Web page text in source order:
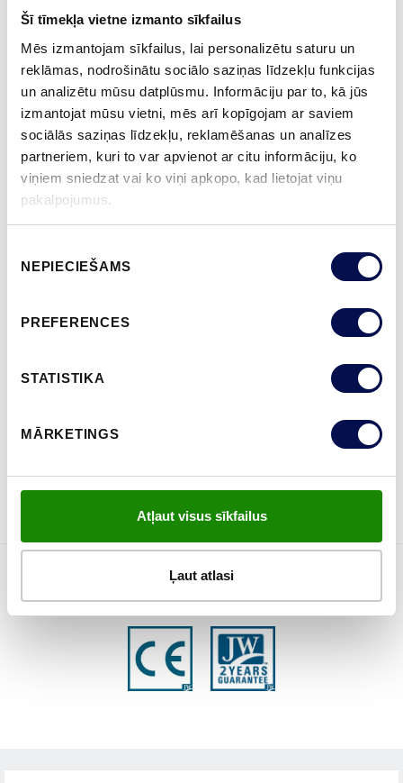
Šī tīmekļa vietne izmanto sīkfailus
Mēs izmantojam sīkfailus, lai personalizētu saturu un
reklāmas, nodrošinātu sociālo saziņas līdzekļu funkcijas
un analizētu mūsu datplūsmu. Informāciju par to, kā jūs
izmantojat mūsu vietni, mēs arī kopīgojam ar saviem
sociālās saziņas līdzekļu, reklamēšanas un analīzes
partneriem, kuri to var apvienot ar citu informāciju, ko
viņiem sniedzat vai ko viņi apkopo, kad lietojat viņu
pakalpojumus.
izvēle
NEPIECIEŠAMS
PREFERENCES
STATISTIKA
MĀRKETINGS
Atļaut visus sīkfailus
Ļaut atlasi
2 GADU PRODUKTA GARANTIJA
APDARE (11)
NCS S0502-YNCS S0500-NNCS S3502-YNCS S7000-NNCS S9000-N
ĪPAŠĪBAS